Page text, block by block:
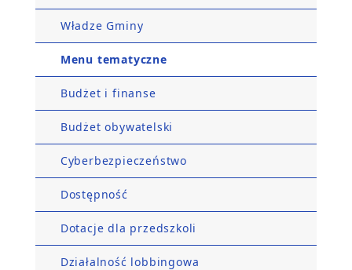
Władze Gminy
Menu tematyczne
Budżet i finanse
Budżet obywatelski
Cyberbezpieczeństwo
Dostępność
Dotacje dla przedszkoli
Działalność lobbingowa